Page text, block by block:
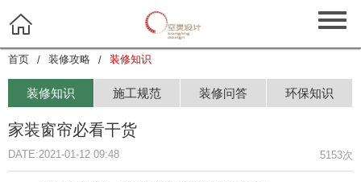

首页 / 装修攻略 / 装修知识
装修知识 施工规范 装修问答 环保知识
家装窗帘必看干货
DATE:2021-01-12 09:48 5153次